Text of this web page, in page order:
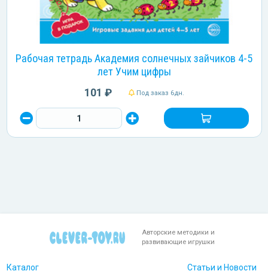
Рабочая тетрадь Академия солнечных зайчиков 4-5
лет Учим цифры
101 ₽ Под заказ 6дн.
Авторские методики и
развивающие игрушки
Каталог Статьи и Новости